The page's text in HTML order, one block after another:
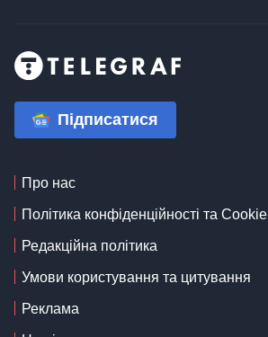
Підписатися
Про нас
Політика конфіденційності та Cookie
Редакційна політика
Умови користування та цитування
Реклама